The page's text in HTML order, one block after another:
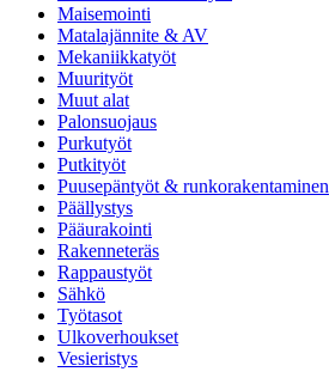
Maisemointi
Matalajännite & AV
Mekaniikkatyöt
Muurityöt
Muut alat
Palonsuojaus
Purkutyöt
Putkityöt
Puusepäntyöt & runkorakentaminen
Päällystys
Pääurakointi
Rakenneteräs
Rappaustyöt
Sähkö
Työtasot
Ulkoverhoukset
Vesieristys